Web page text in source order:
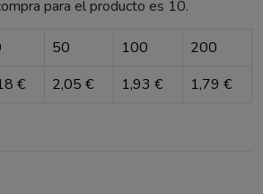
para el producto es 10.
50 100
200
€ 2,05 € 1,93 € 1,79 €